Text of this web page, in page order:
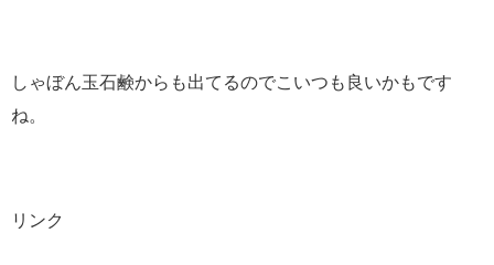
しゃぼん玉石鹸からも出てるのでこいつも良いかもです
ね。
リンク